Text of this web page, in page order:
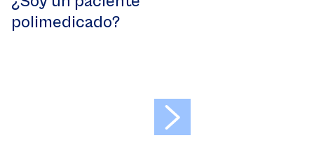
polimedicado?